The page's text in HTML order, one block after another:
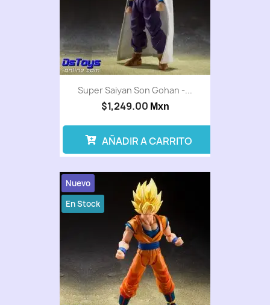
Super Saiyan Son Gohan -...
$1,249.00 Mxn
AÑADIR A CARRITO
Nuevo
En Stock